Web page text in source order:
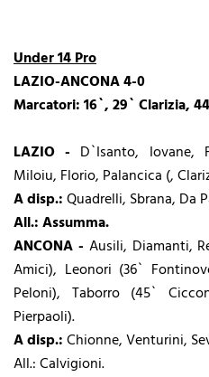
Under 14 Pro
LAZIO-ANCONA 4-0
Marcatori: 16`, 29` Clarizia,
LAZIO - D`Isanto, Iovane,
Miloiu, Florio, Palancica (,
A disp.:Quadrelli, Sbrana, Da
All.: Assumma.
ANCONA - Ausili, Diamanti,
Amici), Leonori (36`
Peloni), Taborro (45`
Pierpaoli).
A disp.:Chionne, Venturini,
All.: Calvigioni.